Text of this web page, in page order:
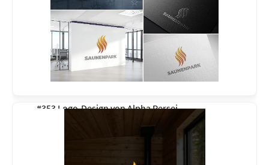
#353 Logo-Design vonAlpha Persei